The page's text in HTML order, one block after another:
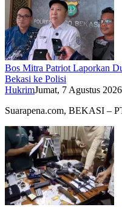
Bos Mitra Patriot Laporkan
Bekasi ke Polisi
HukrimJumat, 7 Agustus
Suarapena.com, BEKASI –